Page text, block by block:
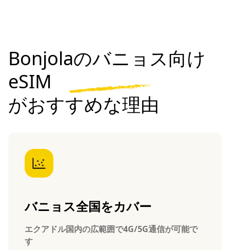
Bonjolaのバニョス向け
eSIM
がおすすめな理由
バニョス全国をカバー
エクアドル国内の広範囲で4G/5G通信が可能で
す